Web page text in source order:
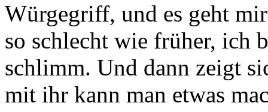
Würgegriff, und es geht
so schlecht wie früher, ich
schlimm. Und dann zeigt
mit ihr kann man etwas